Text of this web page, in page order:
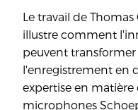
Le travail de
illustre comment
peuvent
l'enregistrement en
expertise en
microphones